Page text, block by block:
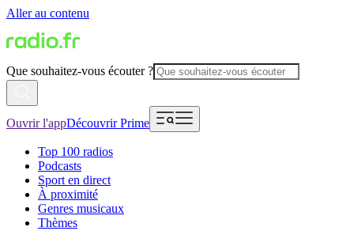
Aller au contenu
Que souhaitez-vous écouter ?
Ouvrir l'appDécouvrir Prime
Top 100 radios
Podcasts
Sport en direct
À proximité
Genres musicaux
Thèmes